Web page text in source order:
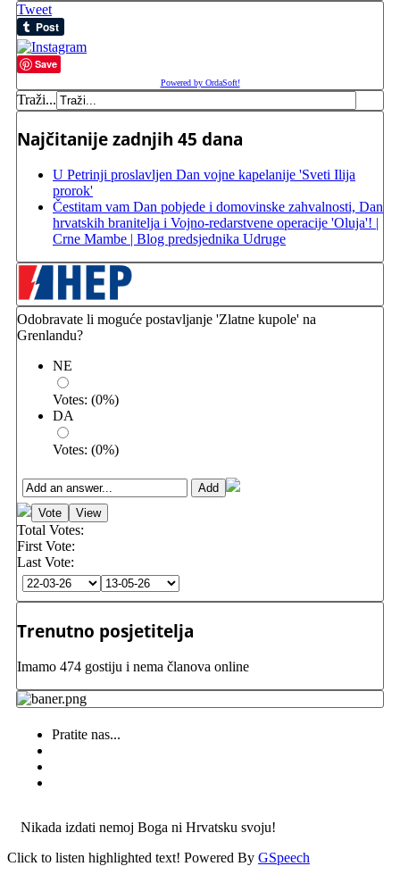
Tweet
Save
Powered by OrdaSoft!
Traži...
Najčitanije zadnjih 45 dana
U Petrinji proslavljen Dan vojne kapelanije 'Sveti Ilija
prorok'
Čestitam vam Dan pobjede i domovinske zahvalnosti, Dan
hrvatskih branitelja i Vojno-redarstvene operacije 'Oluja'! |
Crne Mambe | Blog predsjednika Udruge
Odobravate li moguće postavljanje 'Zlatne kupole' na
Grenlandu?
NE
Votes: (0%)
DA
Votes: (0%)
Total Votes:
First Vote:
Last Vote:
Trenutno posjetitelja
Imamo 474 gostiju i nema članova online
Pratite nas...
Nikada izdati nemoj Boga ni Hrvatsku svoju!
Click to listen highlighted text! Powered By GSpeech